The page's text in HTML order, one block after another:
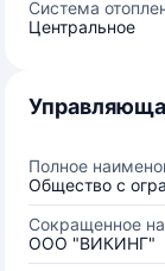
Система
Центральное
Полное
Общество с
Сокращенное
ООО "ВИКИНГ"